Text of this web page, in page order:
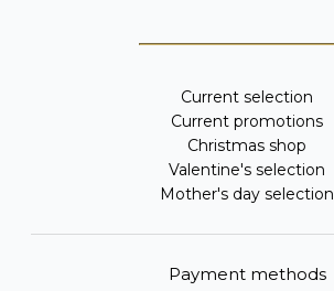
Current selection
Current promotions
Christmas shop
Valentine's selection
Mother's day selection
Payment methods